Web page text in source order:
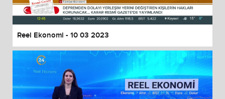
Reel Ekonomi - 10 03 2023